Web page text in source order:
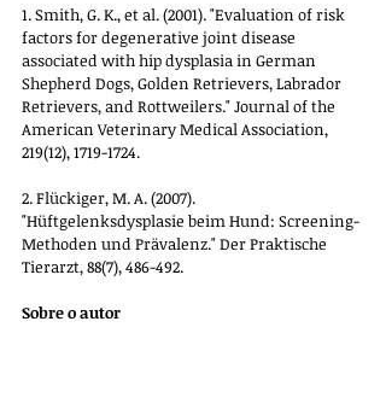
1. Smith, G. K., et al. (2001). "Evaluation of risk
factors for degenerative joint disease
associated with hip dysplasia in German
Shepherd Dogs, Golden Retrievers, Labrador
Retrievers, and Rottweilers." Journal of the
American Veterinary Medical Association,
219(12), 1719-1724.
2. Flückiger, M. A. (2007).
"Hüftgelenksdysplasie beim Hund: Screening-
Methoden und Prävalenz." Der Praktische
Tierarzt, 88(7), 486-492.
Sobre o autor